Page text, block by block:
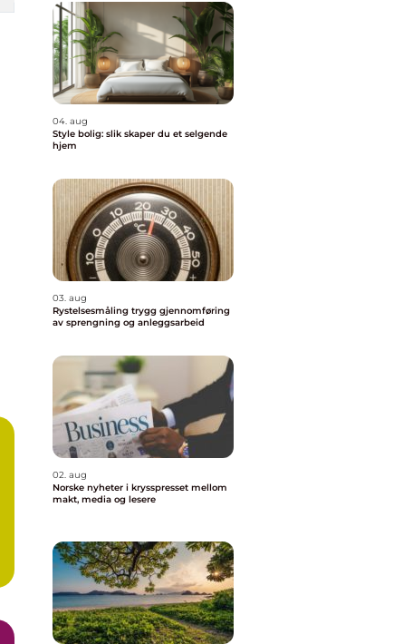
04. aug
Style bolig: slik skaper du et selgende
hjem
03. aug
Rystelsesmåling trygg gjennomføring
av sprengning og anleggsarbeid
02. aug
Norske nyheter i krysspresset mellom
makt, media og lesere